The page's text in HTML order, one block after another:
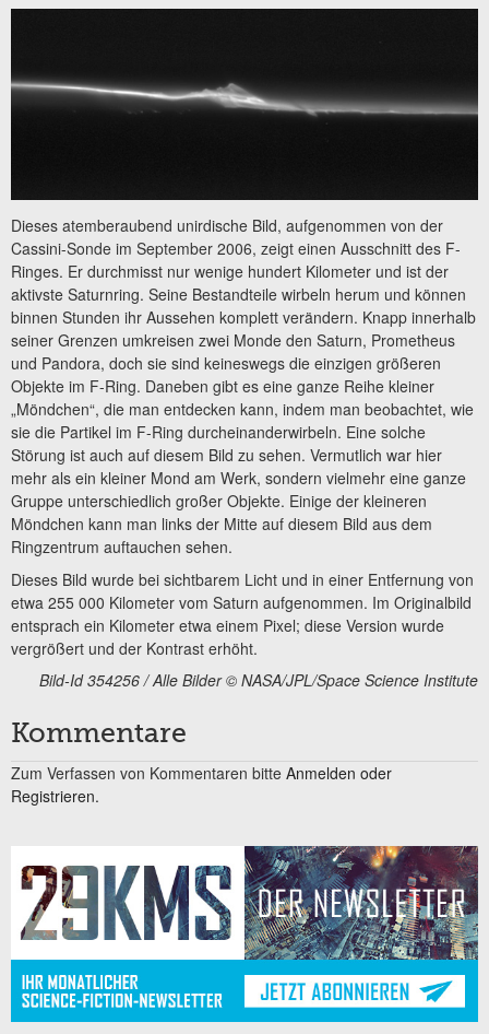
Dieses atemberaubend unirdische Bild, aufgenommen von der
Cassini-Sonde im September 2006, zeigt einen Ausschnitt des F-
Ringes. Er durchmisst nur wenige hundert Kilometer und ist der
aktivste Saturnring. Seine Bestandteile wirbeln herum und können
binnen Stunden ihr Aussehen komplett verändern. Knapp innerhalb
seiner Grenzen umkreisen zwei Monde den Saturn, Prometheus
und Pandora, doch sie sind keineswegs die einzigen größeren
Objekte im F-Ring. Daneben gibt es eine ganze Reihe kleiner
„Möndchen“, die man entdecken kann, indem man beobachtet, wie
sie die Partikel im F-Ring durcheinanderwirbeln. Eine solche
Störung ist auch auf diesem Bild zu sehen. Vermutlich war hier
mehr als ein kleiner Mond am Werk, sondern vielmehr eine ganze
Gruppe unterschiedlich großer Objekte. Einige der kleineren
Möndchen kann man links der Mitte auf diesem Bild aus dem
Ringzentrum auftauchen sehen.
Dieses Bild wurde bei sichtbarem Licht und in einer Entfernung von
etwa 255 000 Kilometer vom Saturn aufgenommen. Im Originalbild
entsprach ein Kilometer etwa einem Pixel; diese Version wurde
vergrößert und der Kontrast erhöht.
Bild-Id 354256 / Alle Bilder © NASA/JPL/Space Science Institute
Kommentare
Zum Verfassen von Kommentaren bitte Anmelden oder
Registrieren.